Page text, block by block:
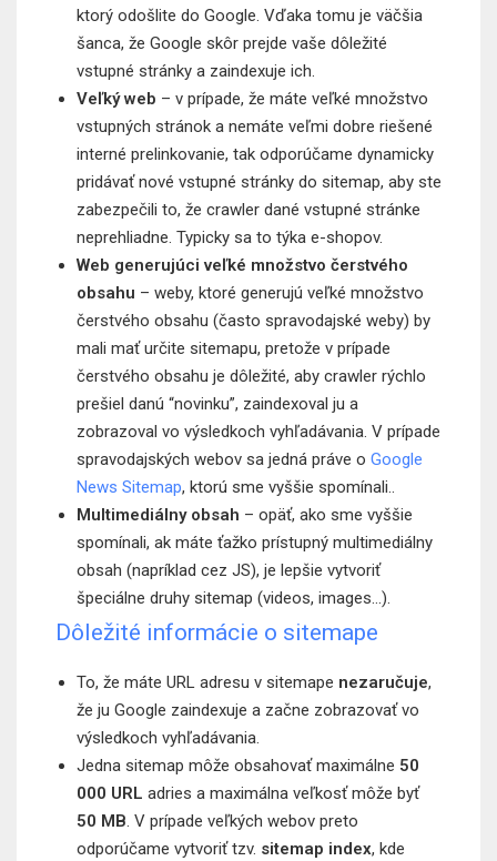
ktorý odošlite do Google. Vďaka tomu je väčšia
šanca, že Google skôr prejde vaše dôležité
vstupné stránky a zaindexuje ich.
Veľký web – v prípade, že máte veľké množstvo
vstupných stránok a nemáte veľmi dobre riešené
interné prelinkovanie, tak odporúčame dynamicky
pridávať nové vstupné stránky do sitemap, aby ste
zabezpečili to, že crawler dané vstupné stránke
neprehliadne. Typicky sa to týka e-shopov.
Web generujúci veľké množstvo čerstvého
obsahu – weby, ktoré generujú veľké množstvo
čerstvého obsahu (často spravodajské weby) by
mali mať určite sitemapu, pretože v prípade
čerstvého obsahu je dôležité, aby crawler rýchlo
prešiel danú “novinku”, zaindexoval ju a
zobrazoval vo výsledkoch vyhľadávania. V prípade
spravodajských webov sa jedná práve o Google
News Sitemap, ktorú sme vyššie spomínali..
Multimediálny obsah – opäť, ako sme vyššie
spomínali, ak máte ťažko prístupný multimediálny
obsah (napríklad cez JS), je lepšie vytvoriť
špeciálne druhy sitemap (videos, images…).
Dôležité informácie o sitemape
To, že máte URL adresu v sitemape nezaručuje,
že ju Google zaindexuje a začne zobrazovať vo
výsledkoch vyhľadávania.
Jedna sitemap môže obsahovať maximálne 50
000 URL adries a maximálna veľkosť môže byť
50 MB. V prípade veľkých webov preto
odporúčame vytvoriť tzv. sitemap index, kde